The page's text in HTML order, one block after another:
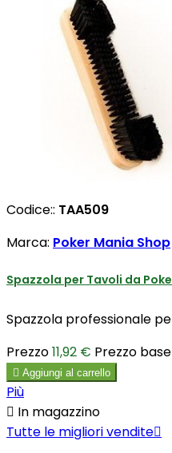
Codice:: TAA509
Marca: Poker Mania Shop
Spazzola per Tavoli da
Spazzola professionale
Prezzo11,92 € Prezzo base
 Aggiungi al carrello
Più
 In magazzino
Tutte le migliori vendite